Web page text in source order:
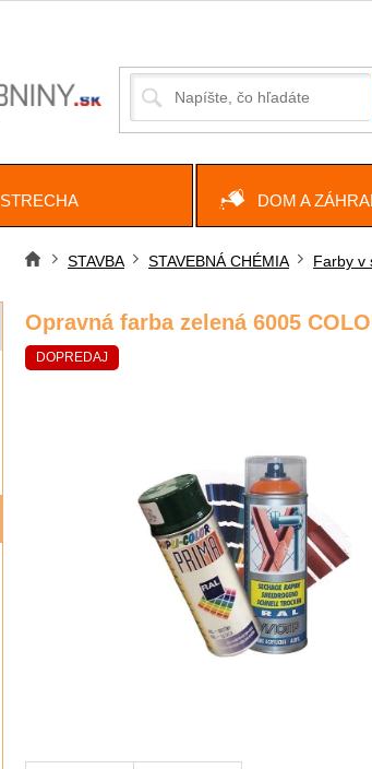
STRECHA DOM A
STAVBA STAVEBNÁ CHÉMIA Farby v
Opravná farba zelená 6005
DOPREDAJ